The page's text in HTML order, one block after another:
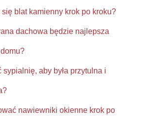
blat kamienny krok po kroku?
dachowa będzie najlepsza
sypialnię, aby była przytulna i
nawiewniki okienne krok po